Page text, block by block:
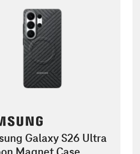
Galaxy S26 Ultra